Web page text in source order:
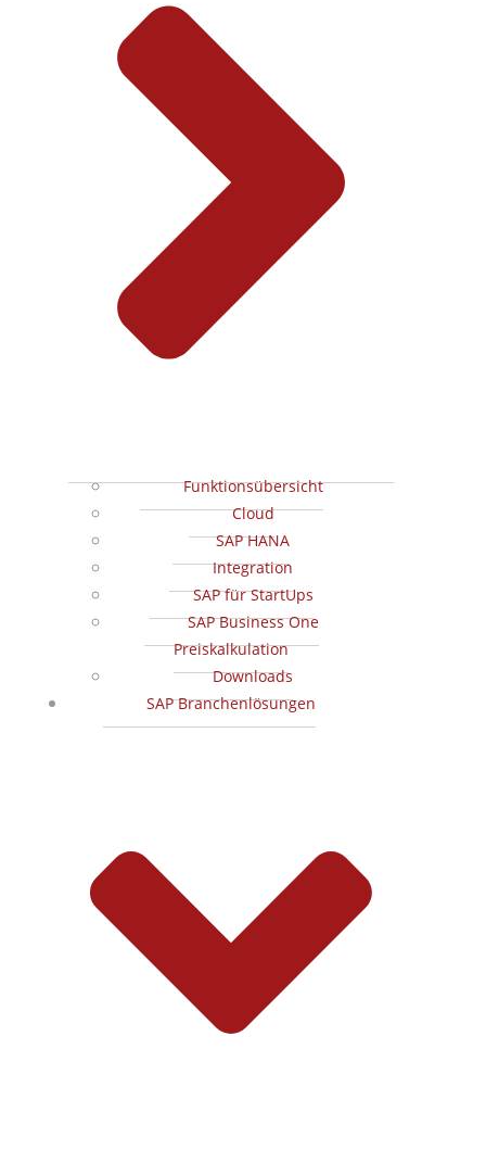
Funktionsübersicht
Cloud
SAP HANA
Integration
SAP für StartUps
SAP Business One
Preiskalkulation
Downloads
SAP Branchenlösungen